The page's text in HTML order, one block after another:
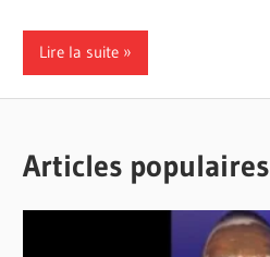
Lire la suite
Articles populaires